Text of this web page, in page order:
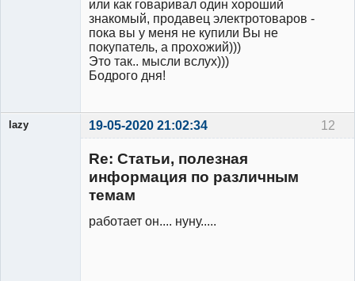
или как говаривал один хороший
знакомый, продавец электротоваров -
пока вы у меня не купили Вы не
покупатель, а прохожий)))
Это так.. мысли вслух)))
Бодрого дня!
12
lazy 19-05-2020 21:02:34
Re: Статьи, полезная
информация по различным
темам
работает он.... нуну.....